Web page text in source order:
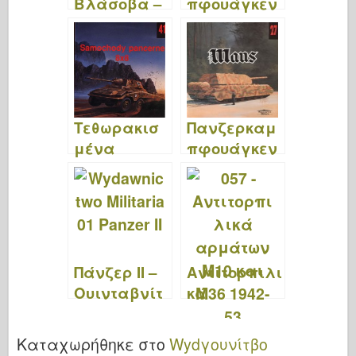
Γουινταβνίτ
βο
Μιλιτάρια
170
VI – ΤΙΓΡΑ –
Sdkfz.181 –
Wydawnictw
o Μιλιέντα
074
Τεθωρακισ
μένα
Οχήματα
8×8 –
Wydawnictw
o Militaria 041
Πανζερκαμ
πφουάγκεν
VIII Μάους –
Γουινταβνίτ
βο
Μιλιτάρια
027
Πάνζερ ΙΙ –
Ουινταβνίτ
Μιλιτάρια
Αντιτορπιλι
κά
Αρμάτων
M10 και M36
Καταχωρήθηκε στο Wydγουνίτβο